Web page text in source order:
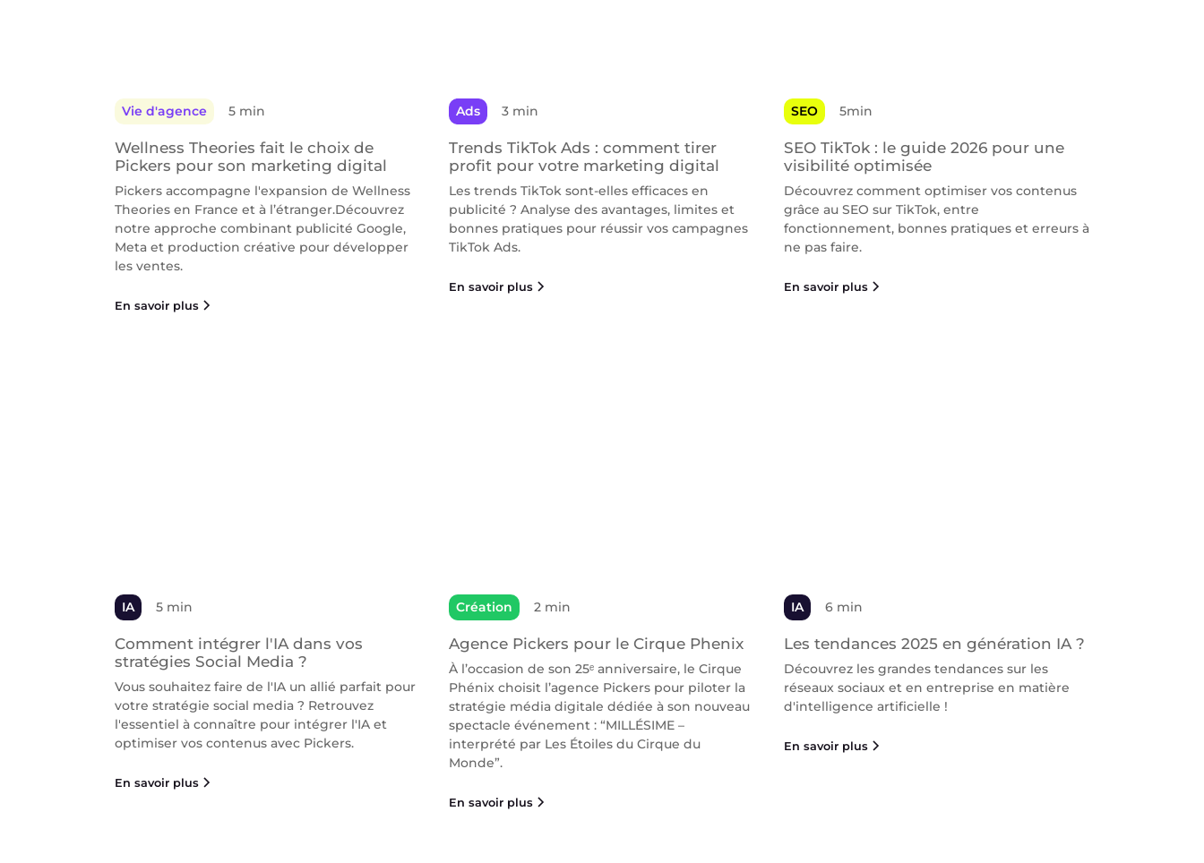
Vie d'agence 5 min
Wellness Theories fait le choix de
Pickers pour son marketing digital
Pickers accompagne l'expansion de Wellness
Theories en France et à l’étranger.Découvrez
notre approche combinant publicité Google,
Meta et production créative pour développer
les ventes.
En savoir plus
Ads 3 min
Trends TikTok Ads : comment tirer
profit pour votre marketing digital
Les trends TikTok sont-elles efficaces en
publicité ? Analyse des avantages, limites et
bonnes pratiques pour réussir vos campagnes
TikTok Ads.
En savoir plus
SEO 5min
SEO TikTok : le guide 2026 pour une
visibilité optimisée
Découvrez comment optimiser vos contenus
grâce au SEO sur TikTok, entre
fonctionnement, bonnes pratiques et erreurs à
ne pas faire.
En savoir plus
IA 5 min
Comment intégrer l'IA dans vos
stratégies Social Media ?
Vous souhaitez faire de l'IA un allié parfait pour
votre stratégie social media ? Retrouvez
l'essentiel à connaître pour intégrer l'IA et
optimiser vos contenus avec Pickers.
En savoir plus
Création 2 min
Agence Pickers pour le Cirque Phenix
À l’occasion de son 25ᵉ anniversaire, le Cirque
Phénix choisit l’agence Pickers pour piloter la
stratégie média digitale dédiée à son nouveau
spectacle événement : “MILLÉSIME –
interprété par Les Étoiles du Cirque du
Monde”.
En savoir plus
IA 6 min
Les tendances 2025 en génération IA ?
Découvrez les grandes tendances sur les
réseaux sociaux et en entreprise en matière
d'intelligence artificielle !
En savoir plus